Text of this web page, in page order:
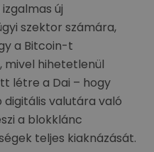
új
szektor számára,
a Bitcoin-t
mivel hihetetlenül
létre a Dai – hogy
valutára való
a blokklánc
teljes kiaknázását.